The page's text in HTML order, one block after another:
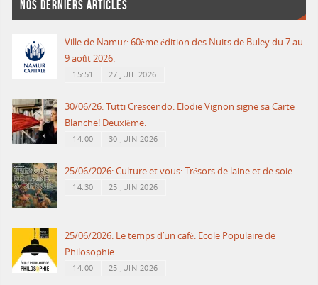
NOS DERNIERS ARTICLES
Ville de Namur: 60ème édition des Nuits de Buley du 7 au
9 août 2026.
15:51 27 JUIL 2026
30/06/26: Tutti Crescendo: Elodie Vignon signe sa Carte
Blanche! Deuxième.
14:00 30 JUIN 2026
25/06/2026: Culture et vous: Trésors de laine et de soie.
14:30 25 JUIN 2026
25/06/2026: Le temps d’un café: Ecole Populaire de
Philosophie.
14:00 25 JUIN 2026